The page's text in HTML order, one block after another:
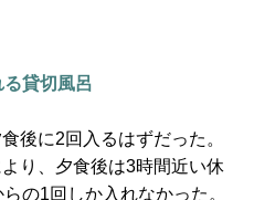
貸切風呂
後に2回入るはずだった。
り、夕食後は3時間近い休
の1回しか入れなかった。